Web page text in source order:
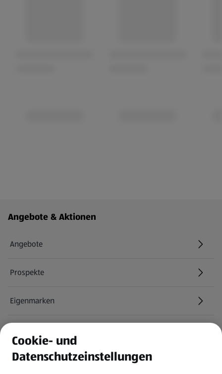
Fußzeilenmenü - weitere Links
Angebote & Aktionen
Angebote
Prospekte
Eigenmarken
Newsletter
Cookie- und
Datenschutzeinstellungen